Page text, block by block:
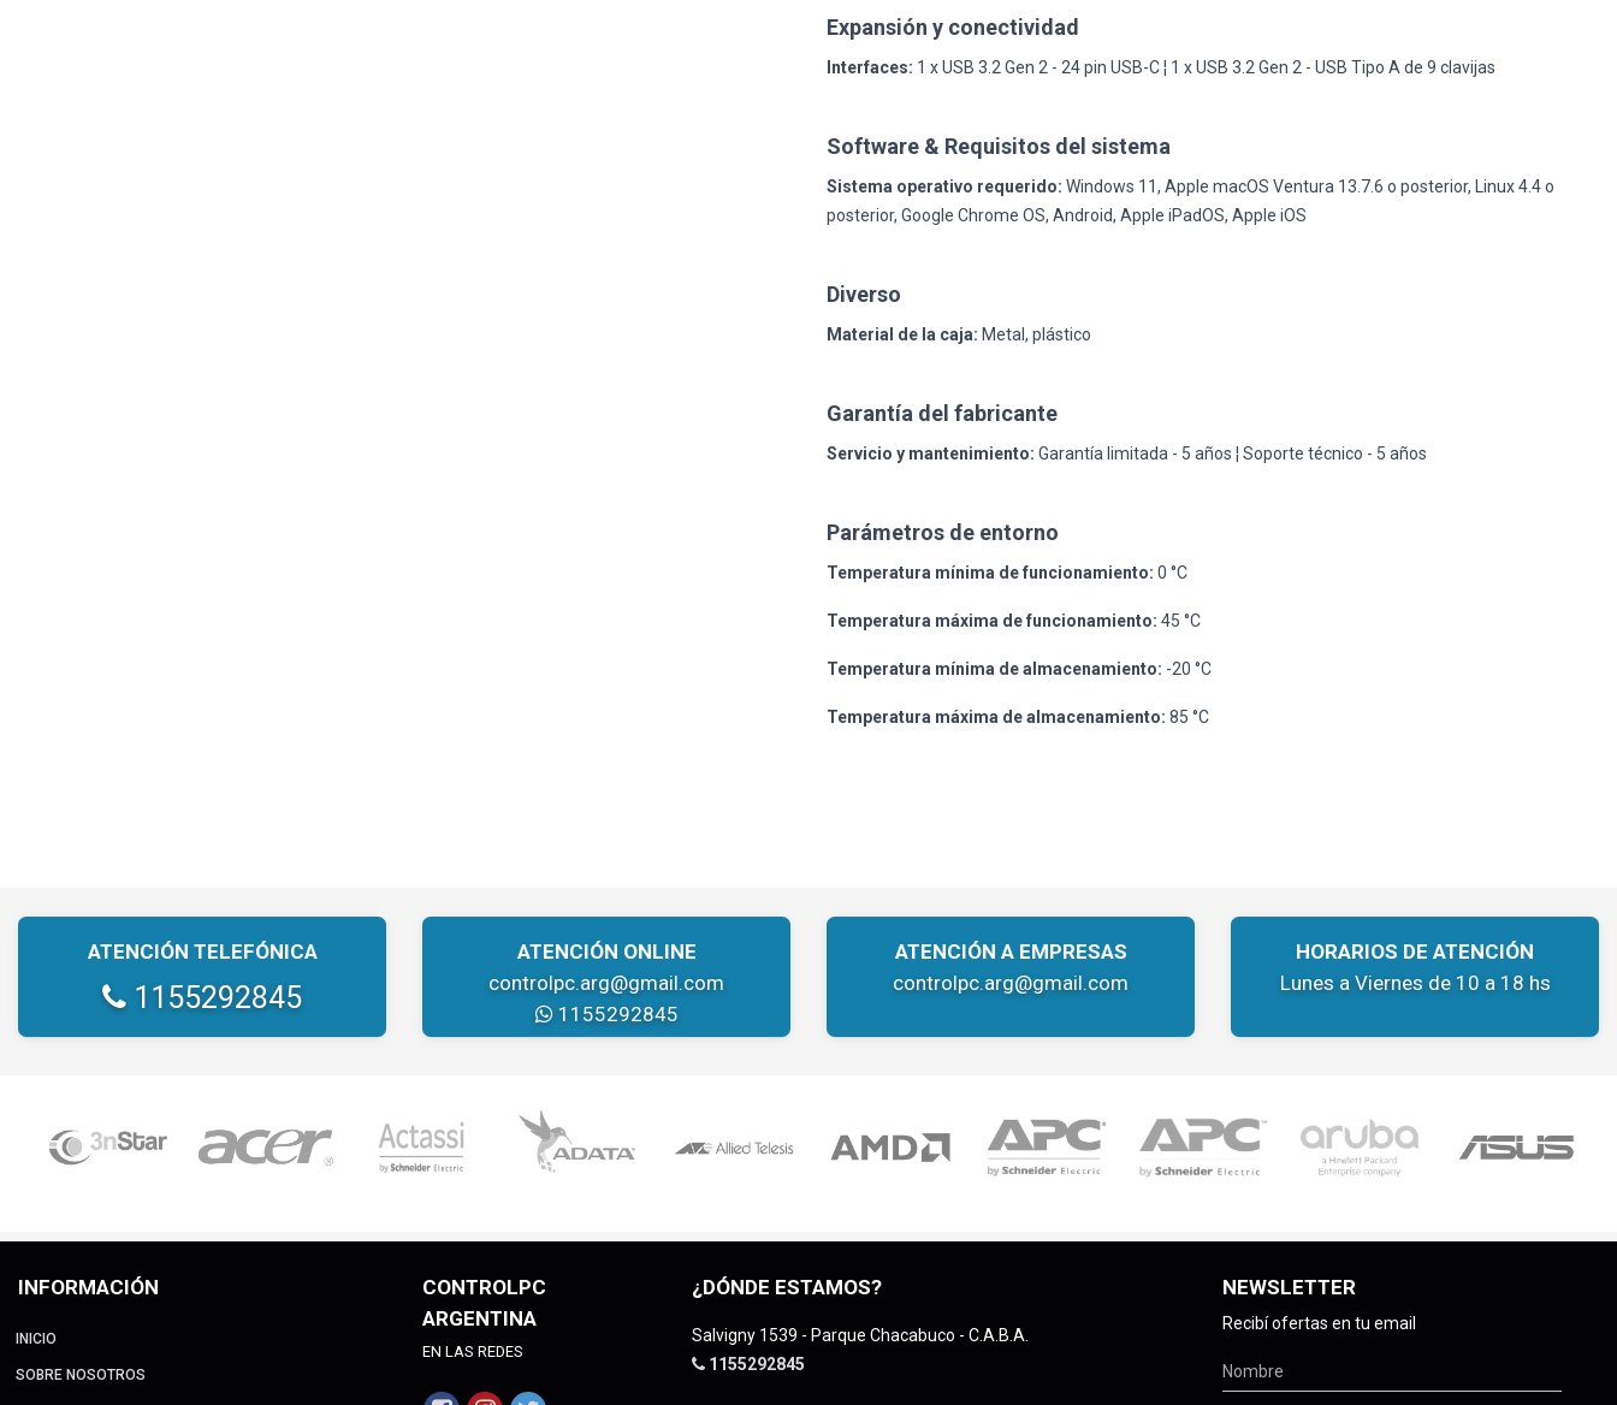
Expansión y conectividad
Interfaces: 1 x USB 3.2 Gen 2 - 24 pin USB-C ¦ 1 x USB 3.2 Gen 2 - USB Tipo A de 9 clavijas
Software & Requisitos del sistema
Sistema operativo requerido: Windows 11, Apple macOS Ventura 13.7.6 o posterior, Linux 4.4 o
posterior, Google Chrome OS, Android, Apple iPadOS, Apple iOS
Diverso
Material de la caja: Metal, plástico
Garantía del fabricante
Servicio y mantenimiento: Garantía limitada - 5 años ¦ Soporte técnico - 5 años
Parámetros de entorno
Temperatura mínima de funcionamiento: 0 °C
Temperatura máxima de funcionamiento: 45 °C
Temperatura mínima de almacenamiento: -20 °C
Temperatura máxima de almacenamiento: 85 °C
ATENCIÓN TELEFÓNICA
1155292845
ATENCIÓN ONLINE
controlpc.arg@gmail.com
1155292845
ATENCIÓN A EMPRESAS
controlpc.arg@gmail.com
HORARIOS DE ATENCIÓN
Lunes a Viernes de 10 a 18 hs
INFORMACIÓN
INICIO
SOBRE NOSOTROS
CONTROLPC
ARGENTINA
EN LAS REDES
¿DÓNDE ESTAMOS?
Salvigny 1539 - Parque Chacabuco - C.A.B.A.
1155292845
NEWSLETTER
Recibí ofertas en tu email